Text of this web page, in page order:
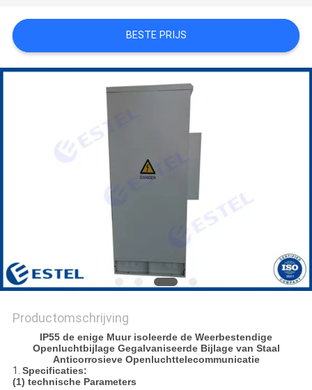
POLICY
BESTE PRIJS
Productomschrijving
IP55 de enige Muur isoleerde de Weerbestendige
Openluchtbijlage Gegalvaniseerde Bijlage van Staal
Anticorrosieve Openluchttelecommunicatie
1. Specificaties:
(1) technische Parameters